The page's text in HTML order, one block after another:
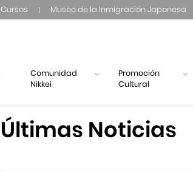
Cursos Museo de la Inmigración Japonesa
Comunidad
Nikkei
Promoción
Cultural
Últimas Noticias